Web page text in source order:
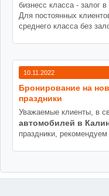
бизнесс класса - залог
Для постоянных
среднего класса без
10.11.2022
Бронирование на
праздники
Уважаемые клиенты, в
автомобилей в
праздники, рекомендуем